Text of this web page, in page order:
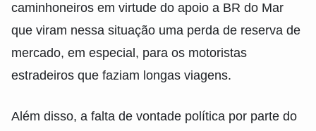
caminhoneiros em virtude do apoio a BR do Mar
que viram nessa situação uma perda de reserva de
mercado, em especial, para os motoristas
estradeiros que faziam longas viagens.
Além disso, a falta de vontade política por parte do